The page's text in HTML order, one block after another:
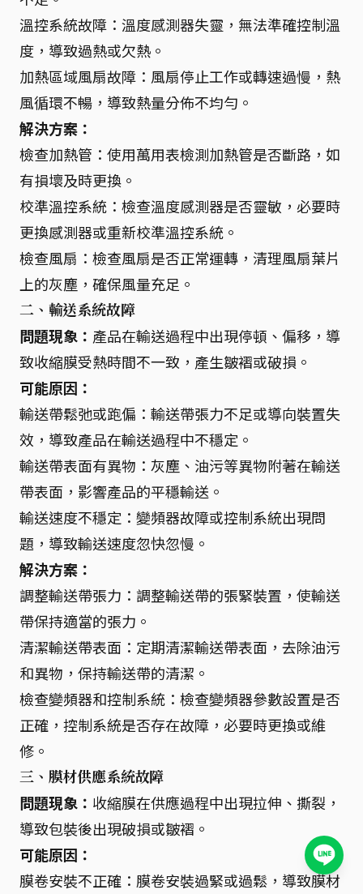
溫控系統故障：溫度感測器失靈，無法準確控制溫
度，導致過熱或欠熱。
加熱區域風扇故障：風扇停止工作或轉速過慢，熱
風循環不暢，導致熱量分佈不均勻。
解決方案：
檢查加熱管：使用萬用表檢測加熱管是否斷路，如
有損壞及時更換。
校準溫控系統：檢查溫度感測器是否靈敏，必要時
更換感測器或重新校準溫控系統。
檢查風扇：檢查風扇是否正常運轉，清理風扇葉片
上的灰塵，確保風量充足。
二、輸送系統故障
問題現象： 產品在輸送過程中出現停頓、偏移，導
致收縮膜受熱時間不一致，產生皺褶或破損。
可能原因：
輸送帶鬆弛或跑偏：輸送帶張力不足或導向裝置失
效，導致產品在輸送過程中不穩定。
輸送帶表面有異物：灰塵、油污等異物附著在輸送
帶表面，影響產品的平穩輸送。
輸送速度不穩定：變頻器故障或控制系統出現問
題，導致輸送速度忽快忽慢。
解決方案：
調整輸送帶張力：調整輸送帶的張緊裝置，使輸送
帶保持適當的張力。
清潔輸送帶表面：定期清潔輸送帶表面，去除油污
和異物，保持輸送帶的清潔。
檢查變頻器和控制系統：檢查變頻器參數設置是否
正確，控制系統是否存在故障，必要時更換或維
修。
三、膜材供應系統故障
問題現象： 收縮膜在供應過程中出現拉伸、撕裂，
導致包裝後出現破損或皺褶。
可能原因：
膜卷安裝不正確：膜卷安裝過緊或過鬆，導致膜材